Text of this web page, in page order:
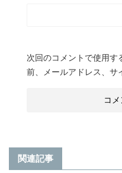
次回のコメントで使用す
前、メールアドレス、サ
関連記事